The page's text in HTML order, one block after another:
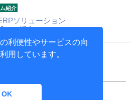
利便性やサービスの向
用しています。
OK
ソリューション
のご紹介
ソリューション